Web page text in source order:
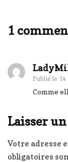
1
Publié le
Comme
Laisser
Votre adresse
obligatoires